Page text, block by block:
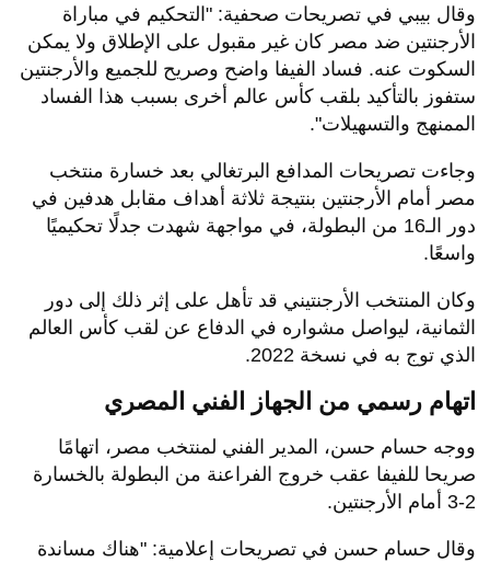
وقال بيبي في تصريحات صحفية: "التحكيم في مباراة
الأرجنتين ضد مصر كان غير مقبول على الإطلاق ولا يمكن
السكوت عنه. فساد الفيفا واضح وصريح للجميع والأرجنتين
ستفوز بالتأكيد بلقب كأس عالم أخرى بسبب هذا الفساد
الممنهج والتسهيلات".
وجاءت تصريحات المدافع البرتغالي بعد خسارة منتخب
مصر أمام الأرجنتين بنتيجة ثلاثة أهداف مقابل هدفين في
دور الـ16 من البطولة، في مواجهة شهدت جدلًا تحكيميًا
واسعًا.
وكان المنتخب الأرجنتيني قد تأهل على إثر ذلك إلى دور
الثمانية، ليواصل مشواره في الدفاع عن لقب كأس العالم
الذي توج به في نسخة 2022.
اتهام رسمي من الجهاز الفني المصري
ووجه حسام حسن، المدير الفني لمنتخب مصر، اتهامًا
صريحا للفيفا عقب خروج الفراعنة من البطولة بالخسارة
2-3 أمام الأرجنتين.
وقال حسام حسن في تصريحات إعلامية: "هناك مساندة